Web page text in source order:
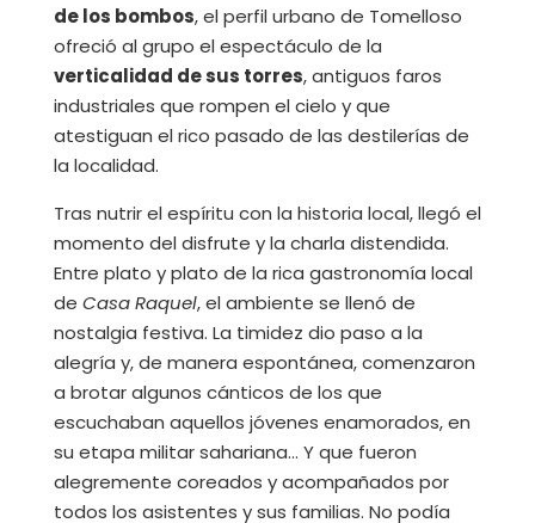
de los bombos, el perfil urbano de Tomelloso
ofreció al grupo el espectáculo de la
verticalidad de sus torres, antiguos faros
industriales que rompen el cielo y que
atestiguan el rico pasado de las destilerías de
la localidad.
Tras nutrir el espíritu con la historia local, llegó el
momento del disfrute y la charla distendida.
Entre plato y plato de la rica gastronomía local
de Casa Raquel, el ambiente se llenó de
nostalgia festiva. La timidez dio paso a la
alegría y, de manera espontánea, comenzaron
a brotar algunos cánticos de los que
escuchaban aquellos jóvenes enamorados, en
su etapa militar sahariana… Y que fueron
alegremente coreados y acompañados por
todos los asistentes y sus familias. No podía